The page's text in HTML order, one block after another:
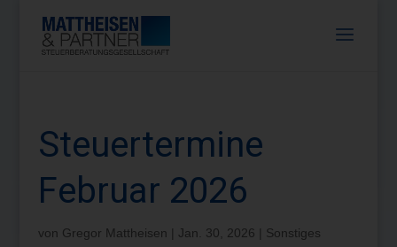
Steuertermine
Februar 2026
von Gregor Mattheisen Jan. 30, 2026 Sonstiges